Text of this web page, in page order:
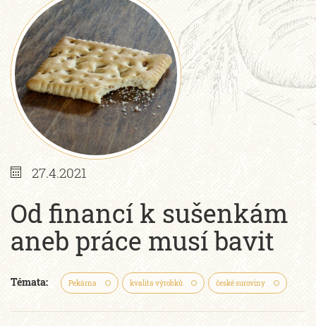
27.4.2021
Od financí k sušenkám
aneb práce musí bavit
Témata: Pekárna kvalita výrobků české suroviny